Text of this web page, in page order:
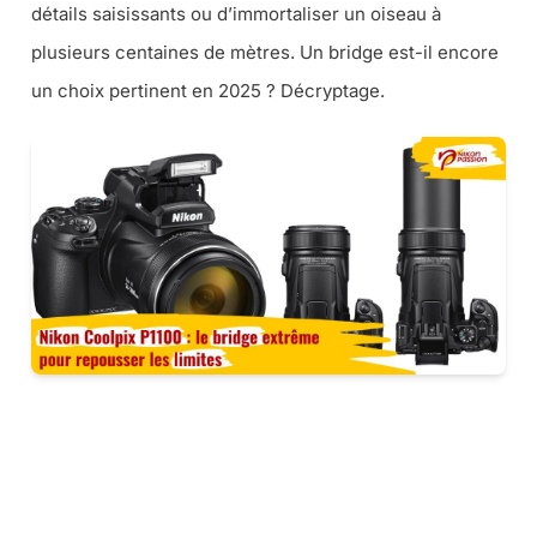
détails saisissants ou d’immortaliser un oiseau à
plusieurs centaines de mètres. Un bridge est-il encore
un choix pertinent en 2025 ? Décryptage.